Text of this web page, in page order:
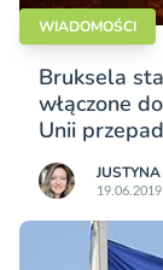
WIADOMOŚCI
Bruksela
włączone
Unii
19.06.2019